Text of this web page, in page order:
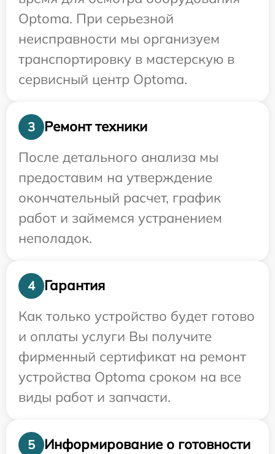
Optoma. При серьезной
неисправности мы организуем
транспортировку в мастерскую в
сервисный центр Optoma.
3
Ремонт техники
После детального анализа мы
предоставим на утверждение
окончательный расчет, график
работ и займемся устранением
неполадок.
4
Гарантия
Как только устройство будет готово
и оплаты услуги Вы получите
фирменный сертификат на ремонт
устройства Optoma сроком на все
виды работ и запчасти.
5
Информирование о готовности